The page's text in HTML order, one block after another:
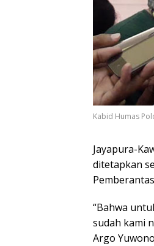
Kabid Humas
Jayapura-
ditetapkan
“Bahwa
sudah kami
Argo